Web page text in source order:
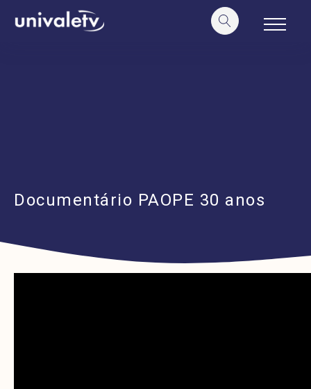
conteúdo
Documentário PAOPE 30 anos